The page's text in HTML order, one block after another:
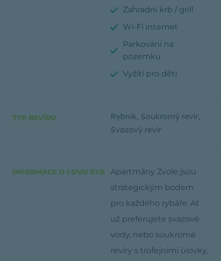
Zahradní krb / grill
Wi-Fi internet
Parkování na
pozemku
Vyžití pro děti
TYP REVÍRU Rybník, Soukromý revír,
Svazový revír
INFORMACE O LOVU RYB
Apartmány Zvole jsou
strategickým bodem
pro každého rybáře. Ať
už preferujete svazové
vody, nebo soukromé
revíry s trofejními úlovky,